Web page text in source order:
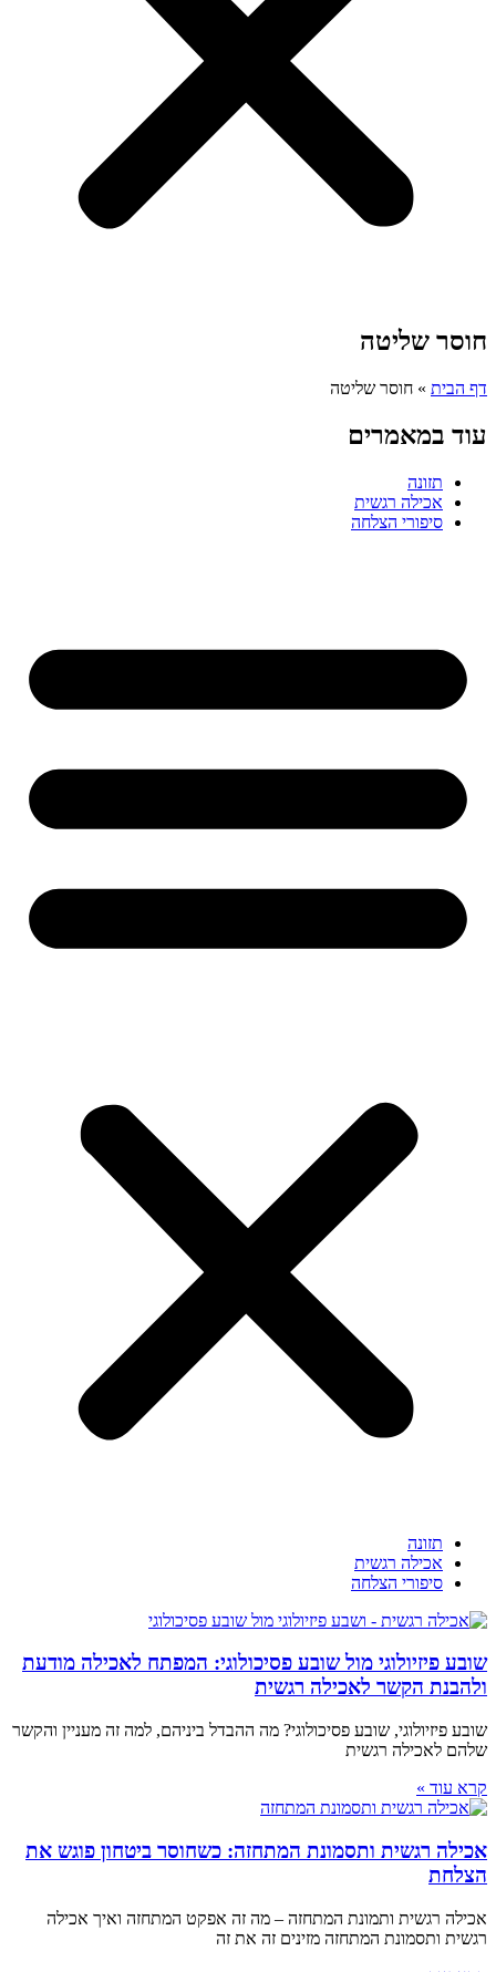
חוסר שליטה
דף הבית » חוסר שליטה
עוד במאמרים
תזונה
אכילה רגשית
סיפורי הצלחה
תזונה
אכילה רגשית
סיפורי הצלחה
שובע פיזיולוגי מול שובע פסיכולוגי: המפתח לאכילה מודעת
ולהבנת הקשר לאכילה רגשית
שובע פיזיולוגי, שובע פסיכולוגי? מה ההבדל ביניהם, למה זה מעניין והקשר
שלהם לאכילה רגשית
קרא עוד »
אכילה רגשית ותסמונת המתחזה: כשחוסר ביטחון פוגש את
הצלחת
אכילה רגשית ותמונת המתחזה – מה זה אפקט המתחזה ואיך אכילה
רגשית ותסמונת המתחזה מזינים זה את זה